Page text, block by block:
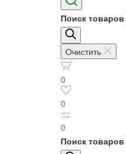
Поиск товаров
Очистить
0
0
0
Поиск товаров